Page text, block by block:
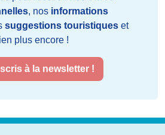
, nos informations
suggestions touristiques et
plus encore !
à la newsletter !